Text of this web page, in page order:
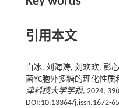
引用本文
白冰, 刘海涛, 刘欢欢, 彭
菌YC胞外多糖的理化性
津科技大学学报, 2024,
DOI:10.13364/j.issn.1672-